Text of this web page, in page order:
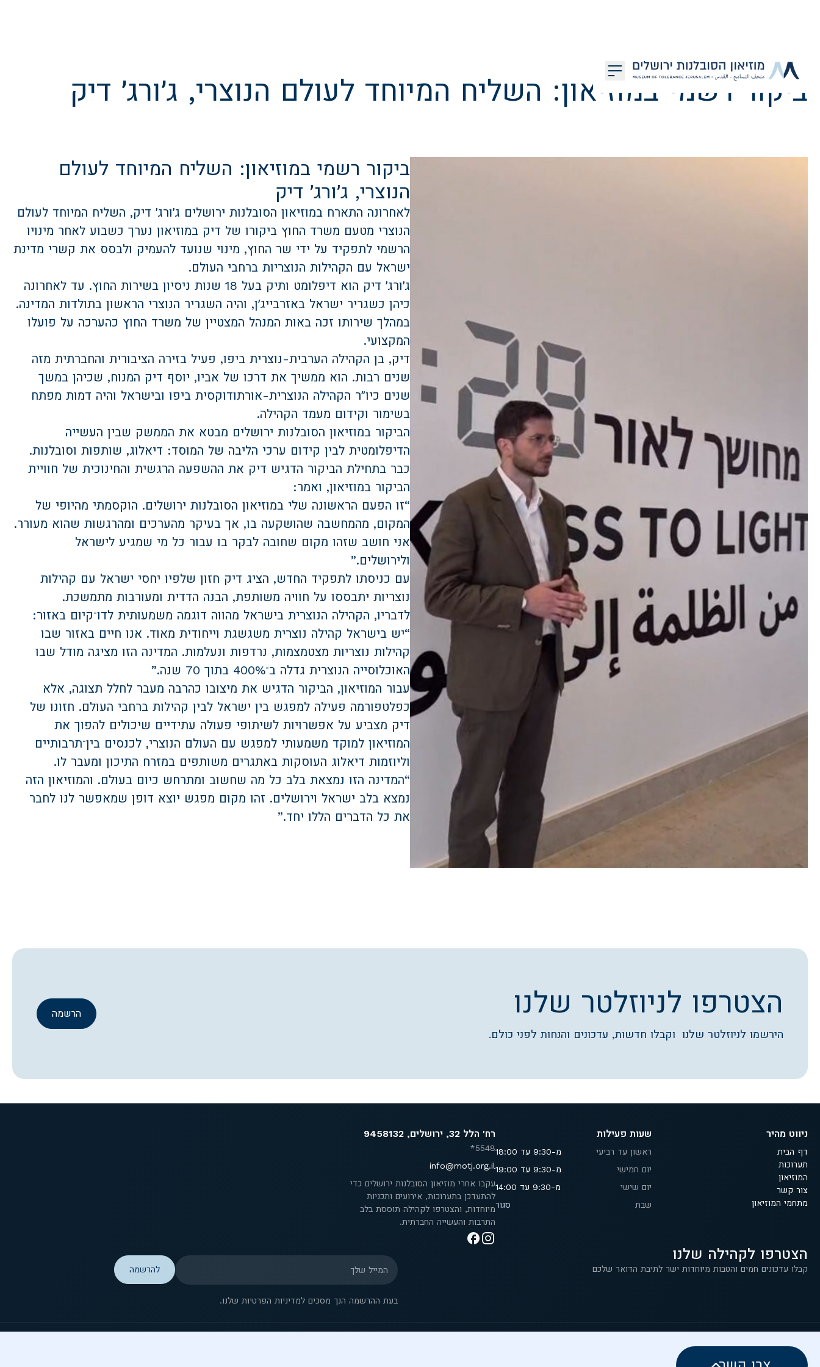
ביקור רשמי במוזיאון: השליח המיוחד לעולם הנוצרי, ג׳ורג׳ דיק
ביקור רשמי במוזיאון: השליח המיוחד לעולם
הנוצרי, ג׳ורג׳ דיק
לאחרונה התארח במוזיאון הסובלנות ירושלים ג׳ורג׳ דיק, השליח המיוחד לעולם
הנוצרי מטעם משרד החוץ ביקורו של דיק במוזיאון נערך כשבוע לאחר מינויו
הרשמי לתפקיד על ידי שר החוץ, מינוי שנועד להעמיק ולבסס את קשרי מדינת
ישראל עם הקהילות הנוצריות ברחבי העולם.
ג׳ורג׳ דיק הוא דיפלומט ותיק בעל 18 שנות ניסיון בשירות החוץ. עד לאחרונה
כיהן כשגריר ישראל באזרבייג׳ן, והיה השגריר הנוצרי הראשון בתולדות המדינה.
במהלך שירותו זכה באות המנהל המצטיין של משרד החוץ כהערכה על פועלו
המקצועי.
דיק, בן הקהילה הערבית-נוצרית ביפו, פעיל בזירה הציבורית והחברתית מזה
שנים רבות. הוא ממשיך את דרכו של אביו, יוסף דיק המנוח, שכיהן במשך
שנים כיו״ר הקהילה הנוצרית-אורתודוקסית ביפו ובישראל והיה דמות מפתח
בשימור וקידום מעמד הקהילה.
הביקור במוזיאון הסובלנות ירושלים מבטא את הממשק שבין העשייה
הדיפלומטית לבין קידום ערכי הליבה של המוסד: דיאלוג, שותפות וסובלנות.
כבר בתחילת הביקור הדגיש דיק את ההשפעה הרגשית והחינוכית של חוויית
הביקור במוזיאון, ואמר:
“זו הפעם הראשונה שלי במוזיאון הסובלנות ירושלים. הוקסמתי מהיופי של
המקום, מהמחשבה שהושקעה בו, אך בעיקר מהערכים ומהרגשות שהוא מעורר.
אני חושב שזהו מקום שחובה לבקר בו עבור כל מי שמגיע לישראל
ולירושלים.”
עם כניסתו לתפקיד החדש, הציג דיק חזון שלפיו יחסי ישראל עם קהילות
נוצריות יתבססו על חוויה משותפת, הבנה הדדית ומעורבות מתמשכת.
לדבריו, הקהילה הנוצרית בישראל מהווה דוגמה משמעותית לדו־קיום באזור:
“יש בישראל קהילה נוצרית משגשגת וייחודית מאוד. אנו חיים באזור שבו
קהילות נוצריות מצטמצמות, נרדפות ונעלמות. המדינה הזו מציגה מודל שבו
האוכלוסייה הנוצרית גדלה ב־400% בתוך 70 שנה.”
עבור המוזיאון, הביקור הדגיש את מיצובו כהרבה מעבר לחלל תצוגה, אלא
כפלטפורמה פעילה למפגש בין ישראל לבין קהילות ברחבי העולם. חזונו של
דיק מצביע על אפשרויות לשיתופי פעולה עתידיים שיכולים להפוך את
המוזיאון למוקד משמעותי למפגש עם העולם הנוצרי, לכנסים בין־תרבותיים
וליוזמות דיאלוג העוסקות באתגרים משותפים במזרח התיכון ומעבר לו.
“המדינה הזו נמצאת בלב כל מה שחשוב ומתרחש כיום בעולם. והמוזיאון הזה
נמצא בלב ישראל וירושלים. זהו מקום מפגש יוצא דופן שמאפשר לנו לחבר
את כל הדברים הללו יחד.”
הצטרפו לניוזלטר שלנו
הירשמו לניוזלטר שלנו וקבלו חדשות, עדכונים והנחות לפני כולם.
הרשמה
ניווט מהיר
דף הבית
תערוכות
המוזיאון
צור קשר
מתחמי המוזיאון
שעות פעילות
ראשון עד רביעי
מ-9:30 עד 18:00
יום חמישי
מ-9:30 עד 19:00
יום שישי
מ-9:30 עד 14:00
שבת
סגור
רח' הלל 32, ירושלים, 9458132
5548*
info@motj.org.il
עקבו אחרי מוזיאון הסובלנות ירושלים כדי
להתעדכן בתערוכות, אירועים ותכניות
מיוחדות, והצטרפו לקהילה תוססת בלב
התרבות והעשייה החברתית.
הצטרפו לקהילה שלנו
קבלו עדכונים חמים והטבות מיוחדות ישר לתיבת הדואר שלכם
המייל שלך
בעת ההרשמה הנך מסכים למדיניות הפרטיות שלנו.